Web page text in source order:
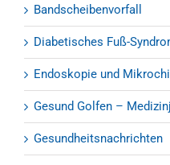
Bandscheibenvorfall
Diabetisches Fuß-
Endoskopie und
Gesund Golfen –
Gesundheitsnachrichten